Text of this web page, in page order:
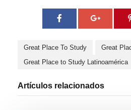
Great Place To Study
Great
Great Place to Study Latinoamérica
Artículos relacionados